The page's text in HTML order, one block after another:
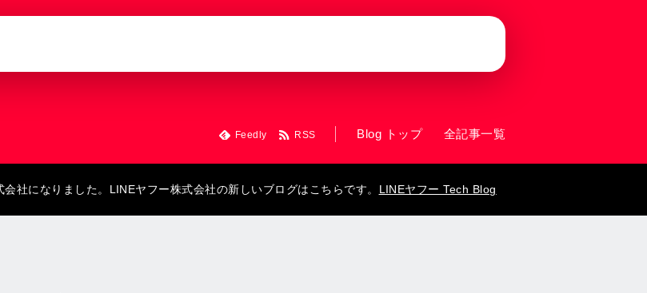
Feedly RSS Blog トップ 全記事一覧
社になりました。LINEヤフー株式会社の新しいブログはこちらです。 LINEヤフー Tech Blog